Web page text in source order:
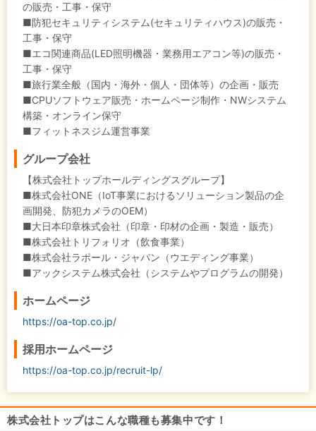
の販売・工事・保守
■防犯セキュリティシステム(セキュリティハウス)の販売・
工事・保守
■エコ関連商品(LED照明機器・業務用エアコン等)の販売・
工事・保守
■旅行業全般（国内・海外・個人・団体等）の企画・販売
■CPUソフトウェア販売・ホームページ制作・NWシステム
構築・オンライン保守
■フィットネスジム運営事業
グループ会社
【株式会社トップホールディングスグループ】
■株式会社ONE（IoT事業におけるソリューション製品の企
画開発、防犯カメラのOEM）
■大日本印章株式会社（印章・印材の企画・製造・販売）
■株式会社トリフォリオ（飲食事業）
■株式会社ラポール・ジャパン（ウエディング事業）
■アックシステム株式会社（システムやプログラムの開発）
ホームページ
https://oa-top.co.jp/
採用ホームページ
https://oa-top.co.jp/recruit-lp/
株式会社トップはこんな職種も募集中です！